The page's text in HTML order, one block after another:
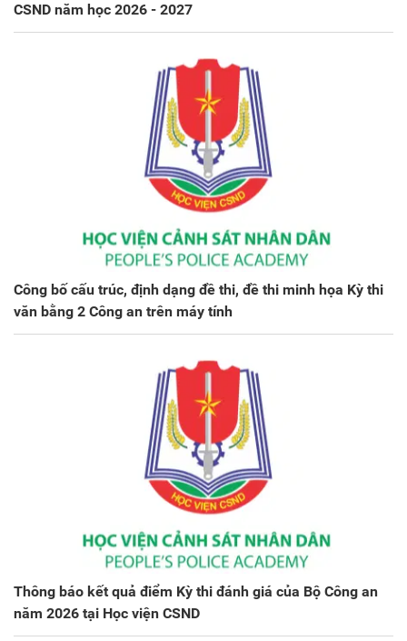
CSND năm học 2026 - 2027
Công bố cấu trúc, định dạng đề thi, đề thi minh họa Kỳ thi
văn bằng 2 Công an trên máy tính
Thông báo kết quả điểm Kỳ thi đánh giá của Bộ Công an
năm 2026 tại Học viện CSND